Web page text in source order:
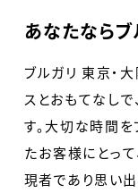
あなたならブ
ブルガリ 東京・
スとおもてなしで
す。大切な時間を
たお客様にとっ
現者であり思い出